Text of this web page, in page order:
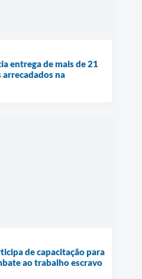
entrega de mais de 21
na
de capacitação para
ao trabalho escravo